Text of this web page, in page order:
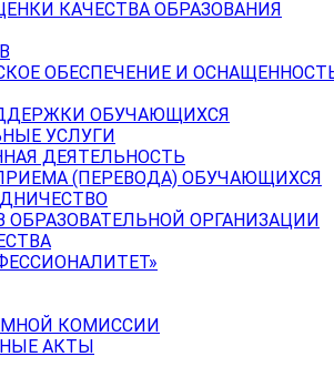
КАЧЕСТВА ОБРАЗОВАНИЯ
ОБЕСПЕЧЕНИЕ И
ОБУЧАЮЩИХСЯ
УСЛУГИ
ДЕЯТЕЛЬНОСТЬ
(ПЕРЕВОДА) ОБУЧАЮЩИХСЯ
ОБРАЗОВАТЕЛЬНОЙ ОРГАНИЗАЦИИ
КОМИССИИ
АКТЫ